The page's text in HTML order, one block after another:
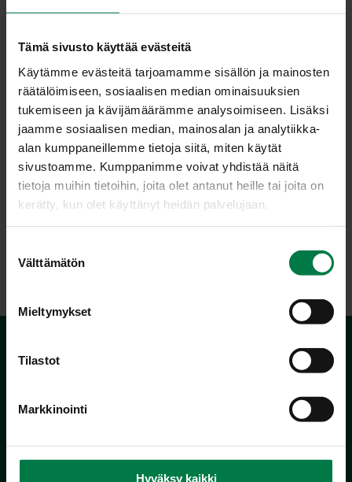
Tämä sivusto käyttää evästeitä
Käytämme evästeitä tarjoamamme sisällön ja mainosten
räätälöimiseen, sosiaalisen median ominaisuuksien
tukemiseen ja kävijämäärämme analysoimiseen. Lisäksi
jaamme sosiaalisen median, mainosalan ja analytiikka-
alan kumppaneillemme tietoja siitä, miten käytät
sivustoamme. Kumppanimme voivat yhdistää näitä
tietoja muihin tietoihin, joita olet antanut heille tai joita on
kerätty, kun olet käyttänyt heidän palvelujaan.
Välttämätön
Mieltymykset
Tilastot
Markkinointi
Hyväksy kaikki
SA­MO
syy­so­me­na
Kypsyy syyskuun alkupuolella ja
tulee kauppoihin ennen kuun
puoltaväliä. Säilyy lokakuun
alkuun saakka. Kooltaan
suurehkoja ja maultaan miellyttävän happoisia. Malto
kellertävän valkoista, rapeaa ja mehukasta. Pohjaväri
keltainen, ohut peitevärikerros on ruskean punertava ja
Kotimaiset Kasvikset